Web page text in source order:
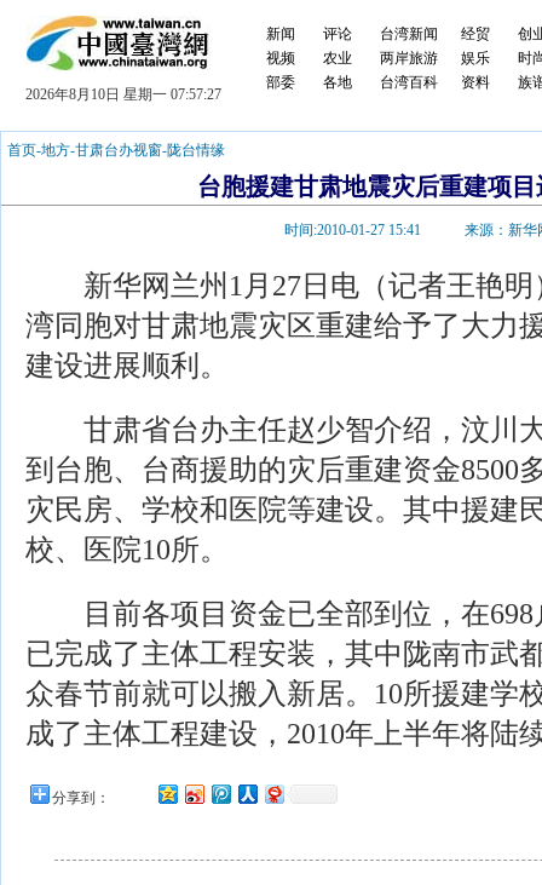
2026年8月10日 星期一 07:57:27
新闻
视频
部委
评论
农业
各地
台湾新闻
两岸旅游
台湾百科
经贸
娱乐
资料
创
时
族
首页-地方-甘肃台办视窗-陇台情缘
台胞援建甘肃地震灾后重建项
时间:2010-01-27 15:41来源：新华
新华网兰州1月27日电（记者王艳明
湾同胞对甘肃地震灾区重建给予了大力
建设进展顺利。
甘肃省台办主任赵少智介绍，汶川
到台胞、台商援助的灾后重建资金8500
灾民房、学校和医院等建设。其中援建
校、医院10所。
目前各项目资金已全部到位，在698
已完成了主体工程安装，其中陇南市武
众春节前就可以搬入新居。10所援建学
成了主体工程建设，2010年上半年将陆
分享到：